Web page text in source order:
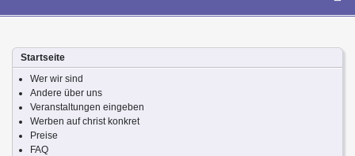
Startseite
Wer wir sind
Andere über uns
Veranstaltungen eingeben
Werben auf christ konkret
Preise
FAQ